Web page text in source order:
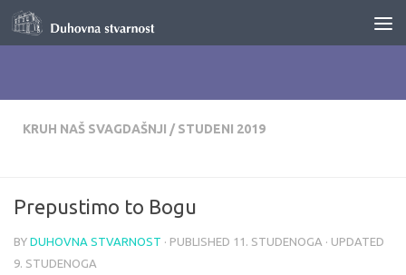
Skip to content
KRUH NAŠ SVAGDAŠNJI / STUDENI 2019
Prepustimo to Bogu
BY DUHOVNA STVARNOST · PUBLISHED 11. STUDENOGA · UPDATED
9. STUDENOGA